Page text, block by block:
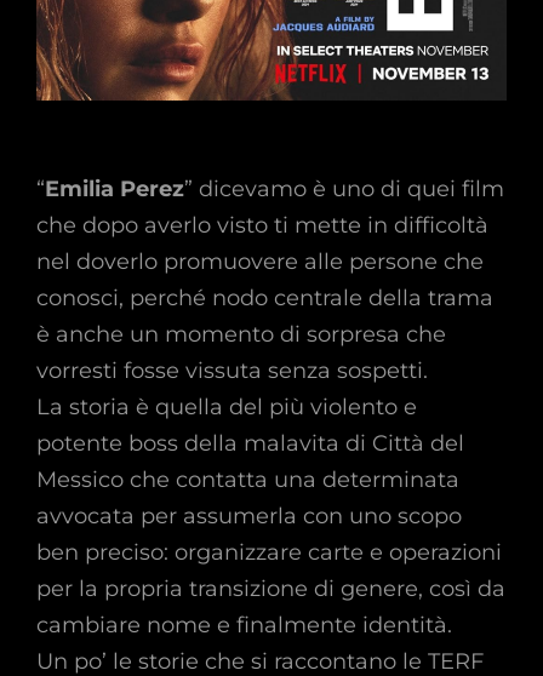
“Emilia Perez” dicevamo è uno di quei film
che dopo averlo visto ti mette in difficoltà
nel doverlo promuovere alle persone che
conosci, perché nodo centrale della trama
è anche un momento di sorpresa che
vorresti fosse vissuta senza sospetti.
La storia è quella del più violento e
potente boss della malavita di Città del
Messico che contatta una determinata
avvocata per assumerla con uno scopo
ben preciso: organizzare carte e operazioni
per la propria transizione di genere, così da
cambiare nome e finalmente identità.
Un po’ le storie che si raccontano le TERF